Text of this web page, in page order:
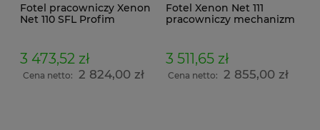
Fotel pracowniczy Xenon
Net 110 SFL Profim
chromowana
tapicerowana z
podłokietnikami i
3 473,52 zł
Cena netto: 2 824,00 zł
Fotel Xenon Net 111
pracowniczy mechanizm
chromowanym stelażem i
tapicerowanym
siedziskiem
3 511,65 zł
Cena netto: 2 855,00 zł